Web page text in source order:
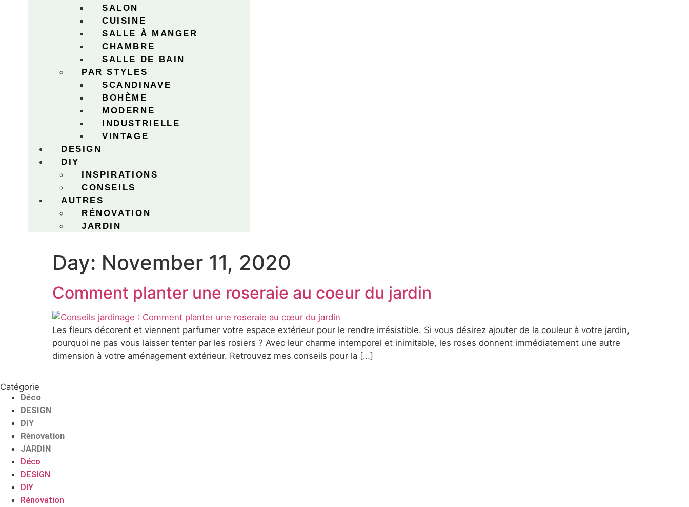
SALON
CUISINE
SALLE À MANGER
CHAMBRE
SALLE DE BAIN
PAR STYLES
SCANDINAVE
BOHÈME
MODERNE
INDUSTRIELLE
VINTAGE
DESIGN
DIY
INSPIRATIONS
CONSEILS
AUTRES
RÉNOVATION
JARDIN
Day: November 11, 2020
Comment planter une roseraie au coeur du jardin
Les fleurs décorent et viennent parfumer votre espace extérieur pour le rendre irrésistible. Si vous désirez ajouter de la couleur à votre jardin,
pourquoi ne pas vous laisser tenter par les rosiers ? Avec leur charme intemporel et inimitable, les roses donnent immédiatement une autre
dimension à votre aménagement extérieur. Retrouvez mes conseils pour la […]
Catégorie
Déco
DESIGN
DIY
Rénovation
JARDIN
Déco
DESIGN
DIY
Rénovation